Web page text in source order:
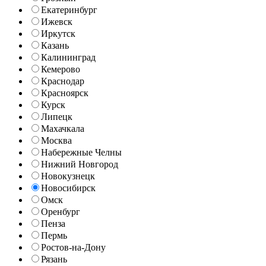
Екатеринбург
Ижевск
Иркутск
Казань
Калининград
Кемерово
Краснодар
Красноярск
Курск
Липецк
Махачкала
Москва
Набережные Челны
Нижний Новгород
Новокузнецк
Новосибирск
Омск
Оренбург
Пенза
Пермь
Ростов-на-Дону
Рязань